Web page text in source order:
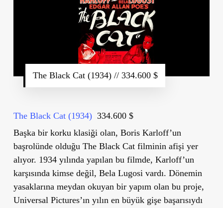
The Black Cat (1934) // 334.600 $
The Black Cat (1934)334.600 $
Başka bir korku klasiği olan, Boris Karloff’un
başrolünde olduğu The Black Cat filminin afişi yer
alıyor. 1934 yılında yapılan bu filmde, Karloff’un
karşısında kimse değil, Bela Lugosi vardı. Dönemin
yasaklarına meydan okuyan bir yapım olan bu proje,
Universal Pictures’ın yılın en büyük gişe başarısıydı